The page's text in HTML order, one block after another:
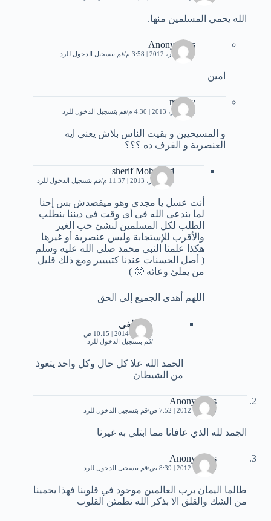
الله يحمي المسلمين منها.
Anonymous
17 سبتمبر، 2012 | 3:58 م قم بتسجيل الدخول للرد
امين
magdy
24 أكتوبر، 2013 | 4:30 م قم بتسجيل الدخول للرد
و المسيحيين و بقيت الناس بلاش يعنى ايه
العنصرية و القرف ده ؟؟؟
sherif Mohamad
8 ديسمبر، 2013 | 11:37 م قم بتسجيل الدخول للرد
أنت عسل يا مجدى وهو ميقصدش بس إحنا
لما بندعى الله فى أى وقت فى ديننا بنطلب
الطلب لكل المسلمين لنشئ حب الغير
والأقرب للإستجابة وليس عنصرية أو غيرها
هكذا علمنا النبى محمد صلى الله عليه وسلم
( أصل الحسنات عندنا كتيييير ومع ذلك قليل
من يملئ وعائه 🙂 )
اللهم أهدى الجميع إلى الحق
مصطفى
28 يناير، 2014 | 10:15 ص
قم بتسجيل الدخول للرد
الحمد الله علا كل حال وكل واحد يتعوذ
من الشيطان
Anonymous
3 أكتوبر، 2012 | 7:52 ص قم بتسجيل الدخول للرد
الجمد لله الذي عافانا مما ابتلي به غيرنا
Anonymous
3 أكتوبر، 2012 | 8:39 ص قم بتسجيل الدخول للرد
طالما اليمان برب العالمين موجود في قلوبنا فهذا يحمينا
من الشك والقلق الا بذكر الله تطمئن القلوب